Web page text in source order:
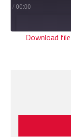
00:00
/
Download file